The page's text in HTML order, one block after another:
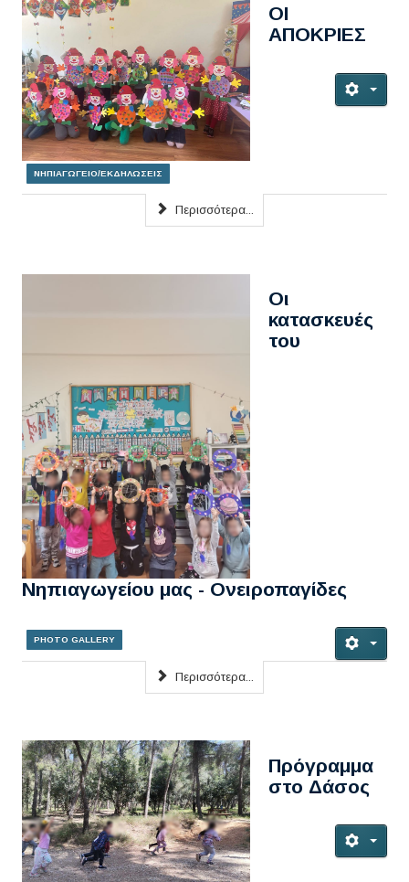
ΟΙ
ΑΠΟΚΡΙΕΣ
ΝΗΠΙΑΓΩΓΕΙΟ/ΕΚΔΗΛΩΣΕΙΣ
Περισσότερα...
Οι
κατασκευές
του
Νηπιαγωγείου μας - Ονειροπαγίδες
PHOTO GALLERY
Περισσότερα...
Πρόγραμμα
στο Δάσος